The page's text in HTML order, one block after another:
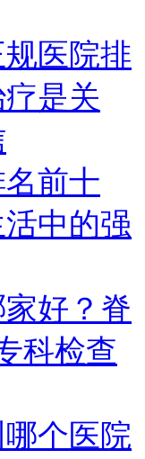
医院排
是关
前十
活中的强
好？脊
科检查
个医院